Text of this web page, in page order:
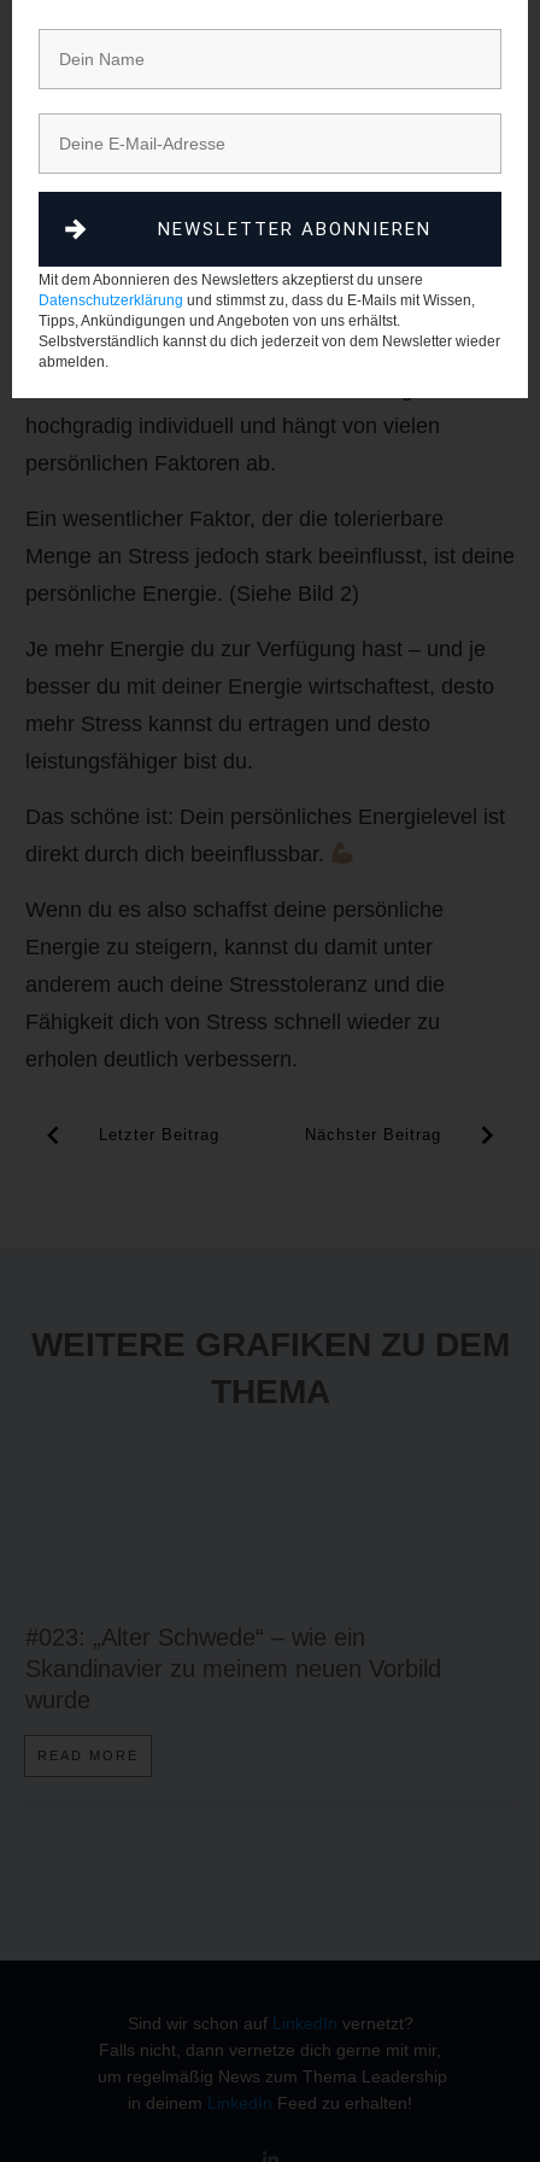
Dieses Stresslevel wird häufig als „schadhafter“,
„schlechter“ oder „Distress“ bezeichnet.
leistungssteigernd ist …
… und Stressmengen zu vermeiden, welche die
Leistung einbrechen lassen.
hochgradig individuell und hängt von vielen
persönlichen Faktoren ab.
Ein wesentlicher Faktor, der die tolerierbare
Menge an Stress jedoch stark beeinflusst, ist deine
persönliche Energie. (Siehe Bild 2)
Je mehr Energie du zur Verfügung hast – und je
besser du mit deiner Energie wirtschaftest, desto
mehr Stress kannst du ertragen und desto
leistungsfähiger bist du.
Das schöne ist: Dein persönliches Energielevel ist
direkt durch dich beeinflussbar.
Wenn du es also schaffst deine persönliche
Energie zu steigern, kannst du damit unter
anderem auch deine Stresstoleranz und die
Fähigkeit dich von Stress schnell wieder zu
erholen deutlich verbessern.
Letzter Beitrag Nächster Beitrag
WEITERE GRAFIKEN ZU DEM
THEMA
#023: „Alter Schwede“ – wie ein
Skandinavier zu meinem neuen Vorbild
wurde
READ MORE
Sind wir schon auf LinkedIn vernetzt?
Falls nicht, dann vernetze dich gerne mit mir,
um regelmäßig News zum Thema Leadership
in deinem LinkedIn Feed zu erhalten!
NEWSLETTER ABONNIEREN
Mit dem Abonnieren des Newsletters akzeptierst du unsere
Datenschutzerklärung und stimmst zu, dass du E-Mails mit Wissen,
Tipps, Ankündigungen und Angeboten von uns erhältst.
Selbstverständlich kannst du dich jederzeit von dem Newsletter wieder
abmelden.